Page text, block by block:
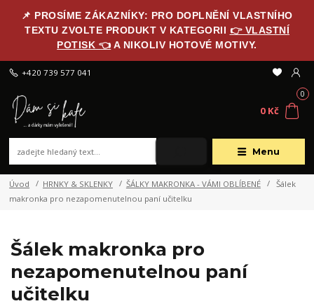
📌 PROSÍME ZÁKAZNÍKY: PRO DOPLNĚNÍ VLASTNÍHO
TEXTU ZVOLTE PRODUKT V KATEGORII 👉 VLASTNÍ
POTISK 👈 A NIKOLIV HOTOVÉ MOTIVY.
Menu
+420 739 577 041
0
0 Kč
Úvod HRNKY & SKLENKY ŠÁLKY MAKRONKA - VÁMI OBLÍBENÉ
Šálek
makronka pro nezapomenutelnou paní učitelku
Šálek makronka pro
nezapomenutelnou paní
učitelku